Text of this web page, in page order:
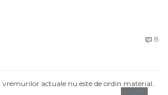
 8
actuale nu este de ordin material.